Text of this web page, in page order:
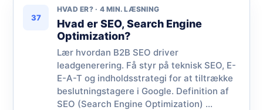
37
HVAD ER? · 4 MIN. LÆSNING
Hvad er SEO, Search Engine
Optimization?
Lær hvordan B2B SEO driver
leadgenerering. Få styr på teknisk SEO, E-
E-A-T og indholdsstrategi for at tiltrække
beslutningstagere i Google. Definition af
SEO (Search Engine Optimization) ...